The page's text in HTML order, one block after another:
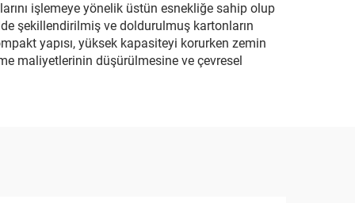
işlemeye yönelik üstün esnekliğe sahip olup
şekillendirilmiş ve doldurulmuş kartonların
yapısı, yüksek kapasiteyi korurken zemin
maliyetlerinin düşürülmesine ve çevresel